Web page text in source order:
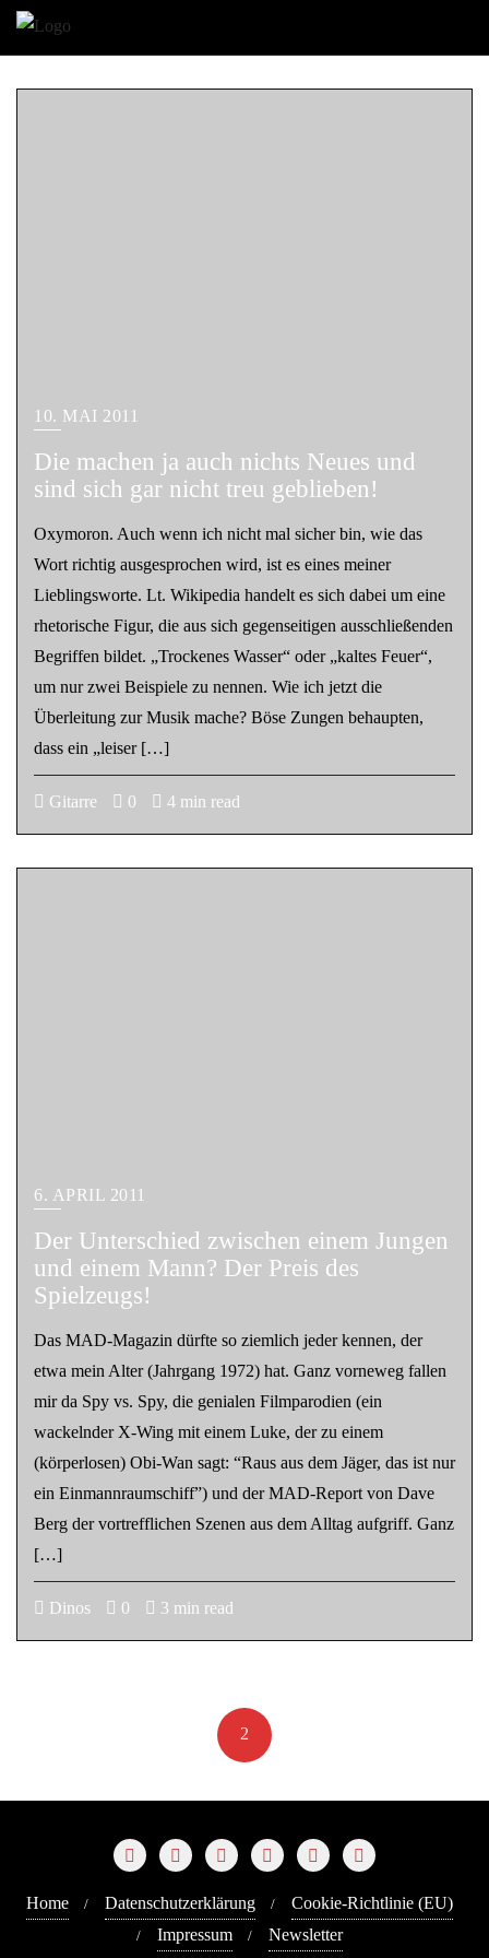
10. MAI 2011
Die machen ja auch nichts Neues und
sind sich gar nicht treu geblieben!
Oxymoron. Auch wenn ich nicht mal sicher bin, wie das
Wort richtig ausgesprochen wird, ist es eines meiner
Lieblingsworte. Lt. Wikipedia handelt es sich dabei um eine
rhetorische Figur, die aus sich gegenseitigen ausschließenden
Begriffen bildet. „Trockenes Wasser“ oder „kaltes Feuer“,
um nur zwei Beispiele zu nennen. Wie ich jetzt die
Überleitung zur Musik mache? Böse Zungen behaupten,
dass ein „leiser […]
Gitarre 0 4 min read
6. APRIL 2011
Der Unterschied zwischen einem Jungen
und einem Mann? Der Preis des
Spielzeugs!
Das MAD-Magazin dürfte so ziemlich jeder kennen, der
etwa mein Alter (Jahrgang 1972) hat. Ganz vorneweg fallen
mir da Spy vs. Spy, die genialen Filmparodien (ein
wackelnder X-Wing mit einem Luke, der zu einem
(körperlosen) Obi-Wan sagt: “Raus aus dem Jäger, das ist nur
ein Einmannraumschiff”) und der MAD-Report von Dave
Berg der vortrefflichen Szenen aus dem Alltag aufgriff. Ganz
[…]
Dinos 0 3 min read
Beiträge
2
Home Datenschutzerklärung
Cookie-Richtlinie (EU)
Impressum
Newsletter